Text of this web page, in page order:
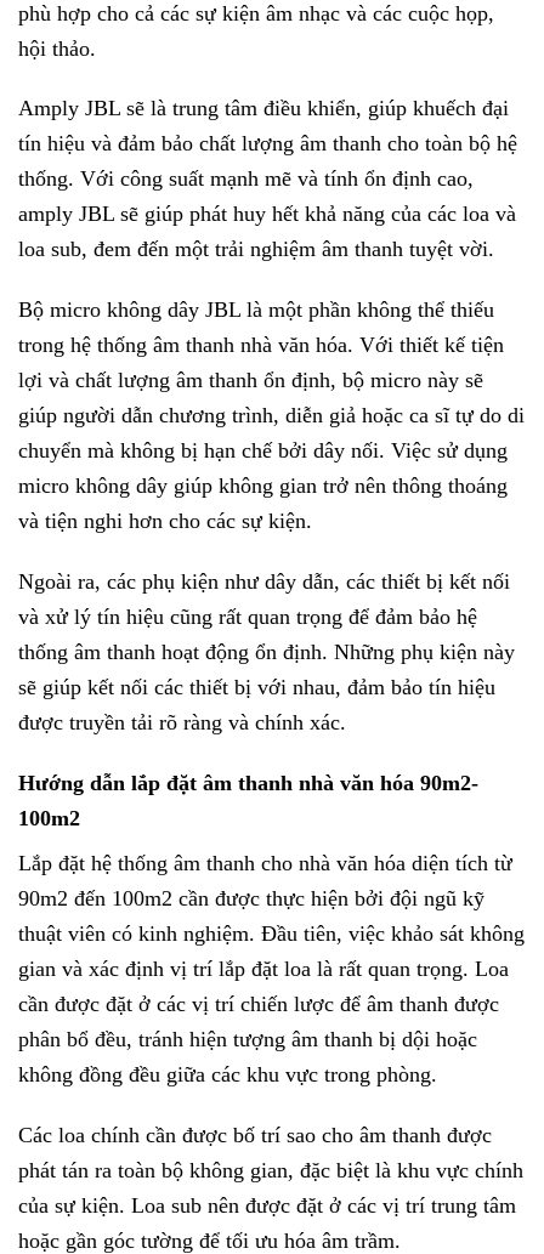
phù hợp cho cả các sự kiện âm nhạc và các cuộc họp,
hội thảo.
Amply JBL sẽ là trung tâm điều khiển, giúp khuếch đại
tín hiệu và đảm bảo chất lượng âm thanh cho toàn bộ hệ
thống. Với công suất mạnh mẽ và tính ổn định cao,
amply JBL sẽ giúp phát huy hết khả năng của các loa và
loa sub, đem đến một trải nghiệm âm thanh tuyệt vời.
Bộ micro không dây JBL là một phần không thể thiếu
trong hệ thống âm thanh nhà văn hóa. Với thiết kế tiện
lợi và chất lượng âm thanh ổn định, bộ micro này sẽ
giúp người dẫn chương trình, diễn giả hoặc ca sĩ tự do di
chuyển mà không bị hạn chế bởi dây nối. Việc sử dụng
micro không dây giúp không gian trở nên thông thoáng
và tiện nghi hơn cho các sự kiện.
Ngoài ra, các phụ kiện như dây dẫn, các thiết bị kết nối
và xử lý tín hiệu cũng rất quan trọng để đảm bảo hệ
thống âm thanh hoạt động ổn định. Những phụ kiện này
sẽ giúp kết nối các thiết bị với nhau, đảm bảo tín hiệu
được truyền tải rõ ràng và chính xác.
Hướng dẫn lắp đặt âm thanh nhà văn hóa 90m2-
100m2
Lắp đặt hệ thống âm thanh cho nhà văn hóa diện tích từ
90m2 đến 100m2 cần được thực hiện bởi đội ngũ kỹ
thuật viên có kinh nghiệm. Đầu tiên, việc khảo sát không
gian và xác định vị trí lắp đặt loa là rất quan trọng. Loa
cần được đặt ở các vị trí chiến lược để âm thanh được
phân bổ đều, tránh hiện tượng âm thanh bị dội hoặc
không đồng đều giữa các khu vực trong phòng.
Các loa chính cần được bố trí sao cho âm thanh được
phát tán ra toàn bộ không gian, đặc biệt là khu vực chính
của sự kiện. Loa sub nên được đặt ở các vị trí trung tâm
hoặc gần góc tường để tối ưu hóa âm trầm.